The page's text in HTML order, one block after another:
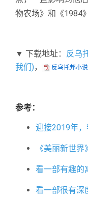
物农场》和《1984
▼ 下载地址： 反乌
我们)， 反乌托邦小
参考：
迎接2019年，
《美丽新世界》
看一部有趣的
看一部很有深